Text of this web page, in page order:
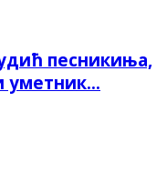
песникиња,
уметник...